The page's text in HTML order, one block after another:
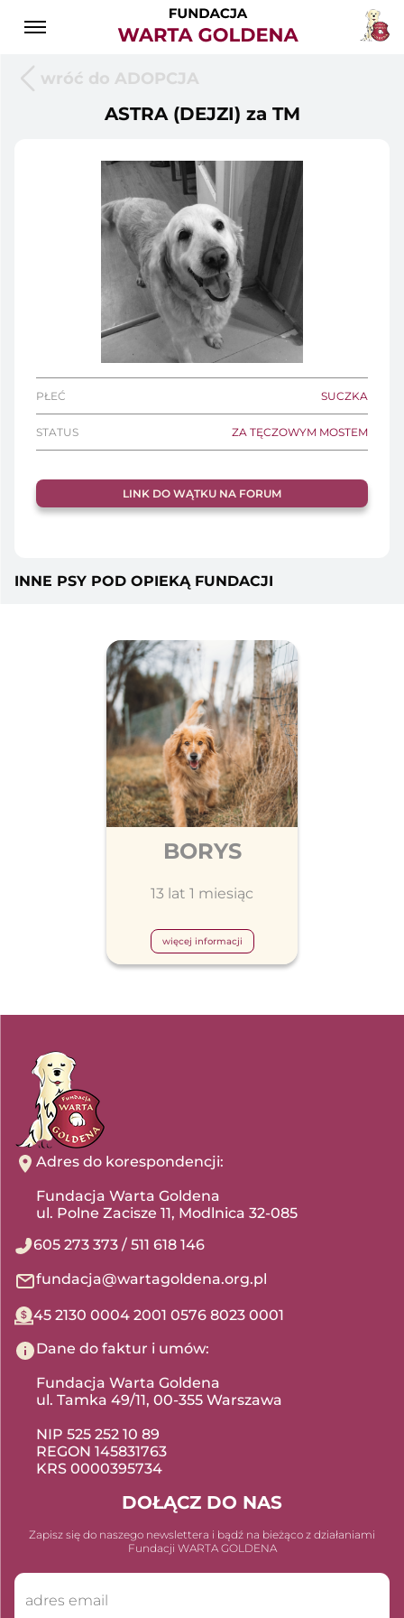
wróć do ADOPCJA
ASTRA (DEJZI) za TM
PŁEĆ SUCZKA
STATUS ZA TĘCZOWYM MOSTEM
LINK DO WĄTKU NA FORUM
INNE PSY POD OPIEKĄ FUNDACJI
BORYS
13 lat 1 miesiąc
więcej informacji
Adres do korespondencji:
Fundacja Warta Goldena
ul. Polne Zacisze 11, Modlnica 32-085
605 273 373 / 511 618 146
fundacja@wartagoldena.org.pl
45 2130 0004 2001 0576 8023 0001
Dane do faktur i umów:
Fundacja Warta Goldena
ul. Tamka 49/11, 00-355 Warszawa
NIP 525 252 10 89
REGON 145831763
KRS 0000395734
DOŁĄCZ DO NAS
Zapisz się do naszego newslettera i bądź na bieżąco z działaniami
Fundacji WARTA GOLDENA